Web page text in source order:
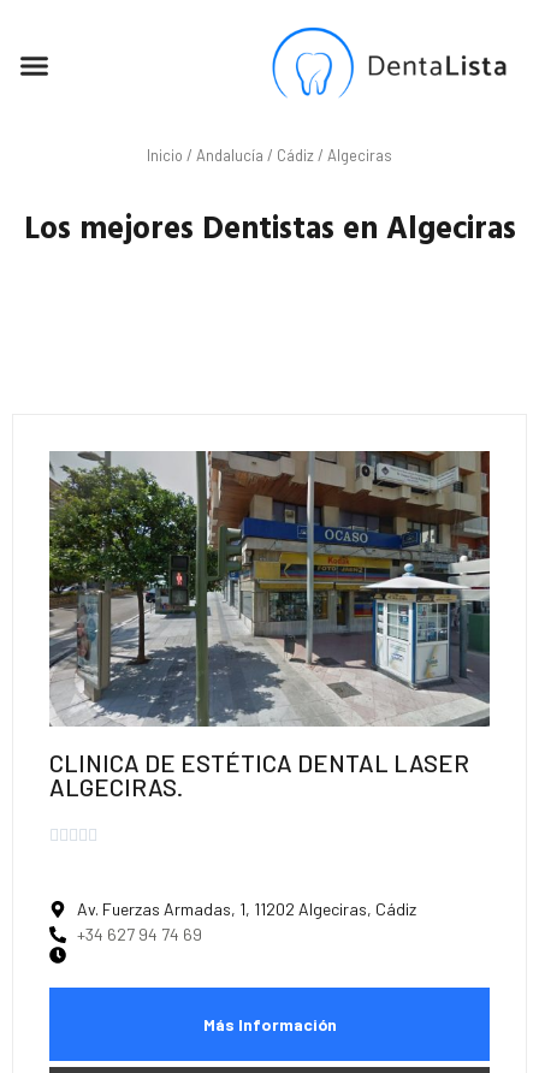
Inicio / Andalucía / Cádiz/ Algeciras
Los mejores Dentistas en Algeciras
CLINICA DE ESTÉTICA DENTAL LASER
ALGECIRAS.
    
Av. Fuerzas Armadas, 1, 11202 Algeciras, Cádiz
+34 627 94 74 69
Más Información